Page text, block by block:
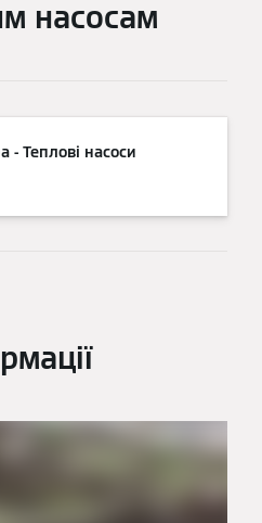
насосам
- Теплові насоси